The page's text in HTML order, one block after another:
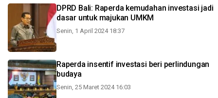
DPRD Bali: Raperda kemudahan investasi jadi
dasar untuk majukan UMKM
Senin, 1 April 2024 18:37
Raperda insentif investasi beri perlindungan
budaya
Senin, 25 Maret 2024 16:03